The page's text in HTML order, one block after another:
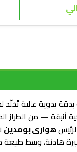
يدوية عالية تُخلّد
أنيقة — من
هواري بومدين
هادئة، وسط طبيعة